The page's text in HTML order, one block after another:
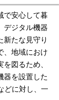
で安心して暮
デジタル機器
新たな見守り
、地域におけ
図るため、
器を設置した
どに対し 、一